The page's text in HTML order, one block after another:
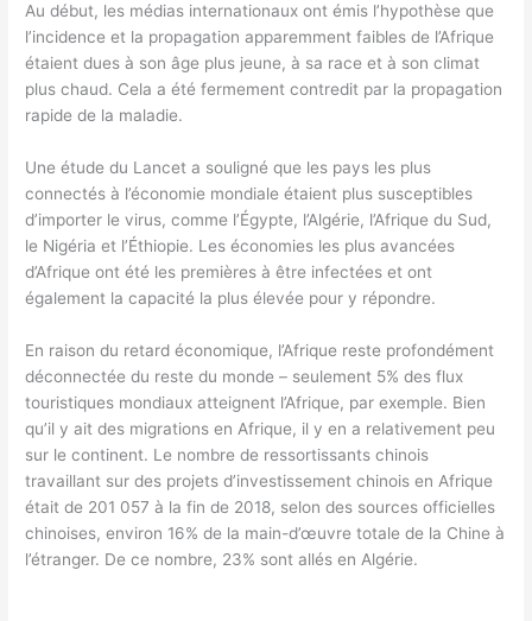
Au début, les médias internationaux ont émis l’hypothèse que
l’incidence et la propagation apparemment faibles de l’Afrique
étaient dues à son âge plus jeune, à sa race et à son climat
plus chaud. Cela a été fermement contredit par la propagation
rapide de la maladie.
Une étude du Lancet a souligné que les pays les plus
connectés à l’économie mondiale étaient plus susceptibles
d’importer le virus, comme l’Égypte, l’Algérie, l’Afrique du Sud,
le Nigéria et l’Éthiopie. Les économies les plus avancées
d’Afrique ont été les premières à être infectées et ont
également la capacité la plus élevée pour y répondre.
En raison du retard économique, l’Afrique reste profondément
déconnectée du reste du monde – seulement 5% des flux
touristiques mondiaux atteignent l’Afrique, par exemple. Bien
qu’il y ait des migrations en Afrique, il y en a relativement peu
sur le continent. Le nombre de ressortissants chinois
travaillant sur des projets d’investissement chinois en Afrique
était de 201 057 à la fin de 2018, selon des sources officielles
chinoises, environ 16% de la main-d’œuvre totale de la Chine à
l’étranger. De ce nombre, 23% sont allés en Algérie.